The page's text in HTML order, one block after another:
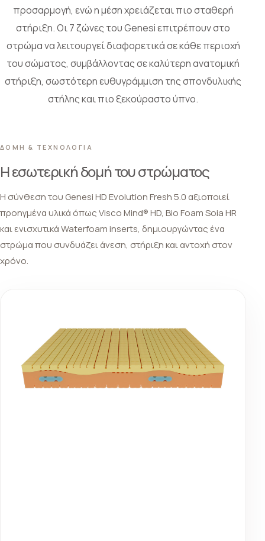
προσαρμογή, ενώ η μέση χρειάζεται πιο σταθερή
στήριξη. Οι 7 ζώνες του Genesi επιτρέπουν στο
στρώμα να λειτουργεί διαφορετικά σε κάθε περιοχή
του σώματος, συμβάλλοντας σε καλύτερη ανατομική
στήριξη, σωστότερη ευθυγράμμιση της σπονδυλικής
στήλης και πιο ξεκούραστο ύπνο.
ΔΟΜΗ & ΤΕΧΝΟΛΟΓΙΑ
Η εσωτερική δομή του στρώματος
Η σύνθεση του Genesi HD Evolution Fresh 5.0 αξιοποιεί
προηγμένα υλικά όπως Visco Mind® HD, Bio Foam Soia HR
και ενισχυτικά Waterfoam inserts, δημιουργώντας ένα
στρώμα που συνδυάζει άνεση, στήριξη και αντοχή στον
χρόνο.